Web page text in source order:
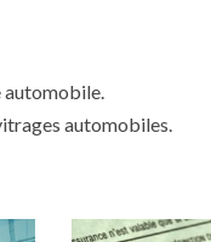
automobile.
automobiles.